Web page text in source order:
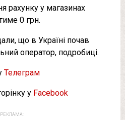
рахунку у магазинах
0 грн.
що в Україні почав
оператор, подробиці.
Телеграм
у Facebook
РЕКЛАМА: